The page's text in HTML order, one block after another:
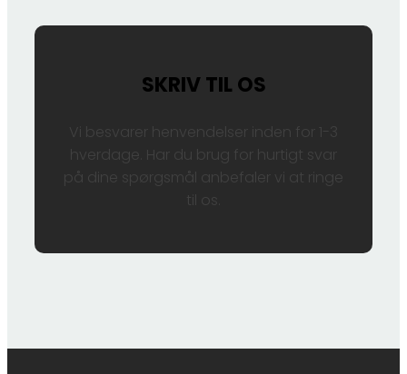
SKRIV TIL OS
Vi besvarer henvendelser inden for 1-3
hverdage. Har du brug for hurtigt svar
på dine spørgsmål anbefaler vi at ringe
til os.